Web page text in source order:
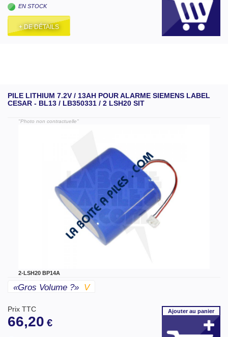
EN STOCK
+ DE DÉTAILS
PILE LITHIUM 7.2V / 13AH POUR ALARME SIEMENS LABEL
CESAR - BL13 / LB350331 / 2 LSH20 SIT
"Photo non contractuelle"
2-LSH20 BP14A
«gros Volume ?» V
Prix TTC
66,20 €
Ajouterau panier